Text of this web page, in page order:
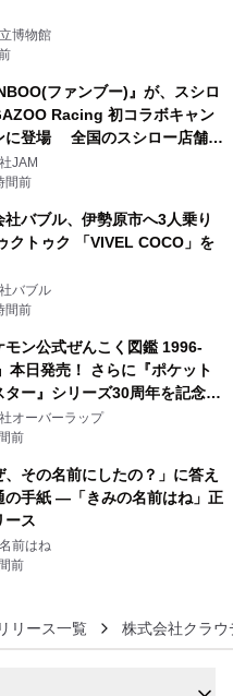
博物館
ファンブー)』が、スシロ
Racing 初コラボキャン
に登場 全国のスシロー店舗で
種の FUNBOO(ミニカー)付き
が展開されます
JAM
間前
社バブル、伊勢原市へ3人乗り
クトゥク 「VIVEL COCO」を
バブル
間前
モン公式ぜんこく図鑑 1996-
本日発売！ さらに『ポケット
ター』シリーズ30周年を記念し
『ポケットモンスター ビジュア
トブック』の発売決定！ 2026
オーバーラップ
前
、その名前にしたの？」に答え
の手紙 ―「きみの名前はね」正
ース
前はね
前
リース一覧 株式会社クラウ